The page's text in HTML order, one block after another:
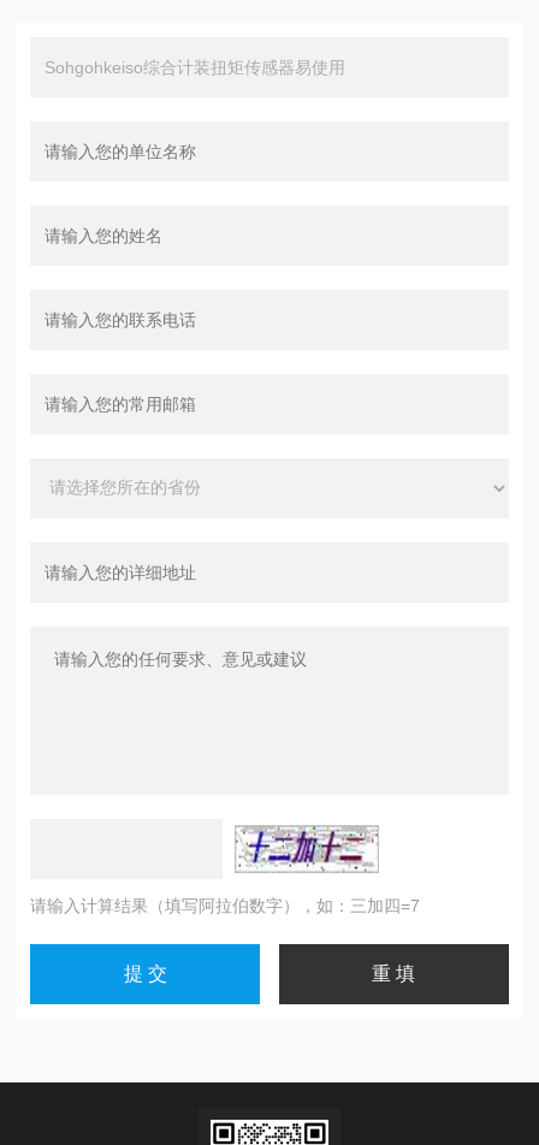
请输入计算结果（填写阿拉伯数字），如：三加四=7